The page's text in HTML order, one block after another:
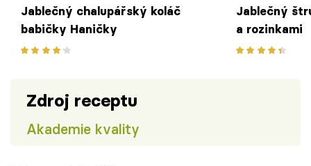
Jablečný chalupářský koláč
babičky Haničky
Jablečný
a rozinkami
Zdroj receptu
Akademie kvality